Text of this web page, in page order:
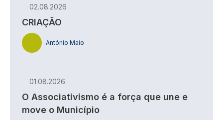
02.08.2026
CRIAÇÃO
António Maio
01.08.2026
O Associativismo é a força que une e
move o Município